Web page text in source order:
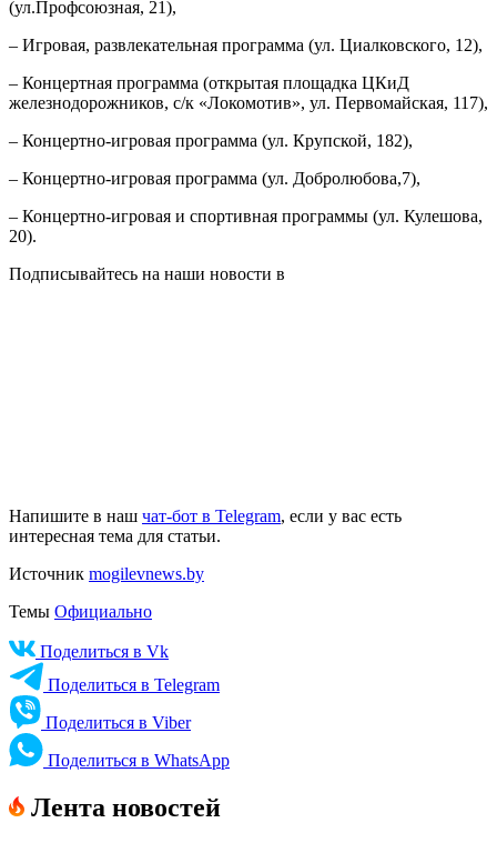
(ул.Профсоюзная, 21),
– Игровая, развлекательная программа (ул. Циалковского, 12),
– Концертная программа (открытая площадка ЦКиД
железнодорожников, с/к «Локомотив», ул. Первомайская, 117),
– Концертно-игровая программа (ул. Крупской, 182),
– Концертно-игровая программа (ул. Добролюбова,7),
– Концертно-игровая и спортивная программы (ул. Кулешова,
20).
Подписывайтесь на наши новости в
Напишите в наш чат-бот в Telegram, если у вас есть
интересная тема для статьи.
Источник mogilevnews.by
Темы Официально
Поделиться в Vk
Поделиться в Telegram
Поделиться в Viber
Поделиться в WhatsApp
Лента новостей